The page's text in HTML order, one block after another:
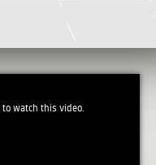
to watch this video.